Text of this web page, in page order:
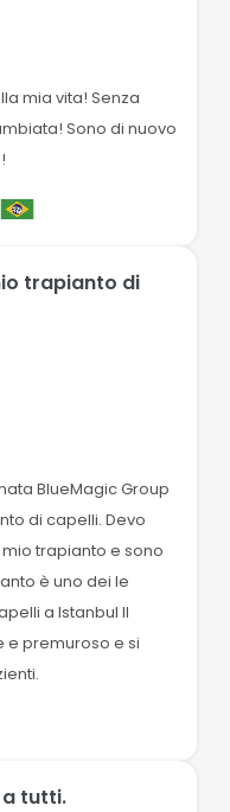
mia vita! Senza
Sono di nuovo
trapianto di
BlueMagic Group
di capelli. Devo
trapianto e sono
è uno dei le
a Istanbul Il
premuroso e si
tutti.